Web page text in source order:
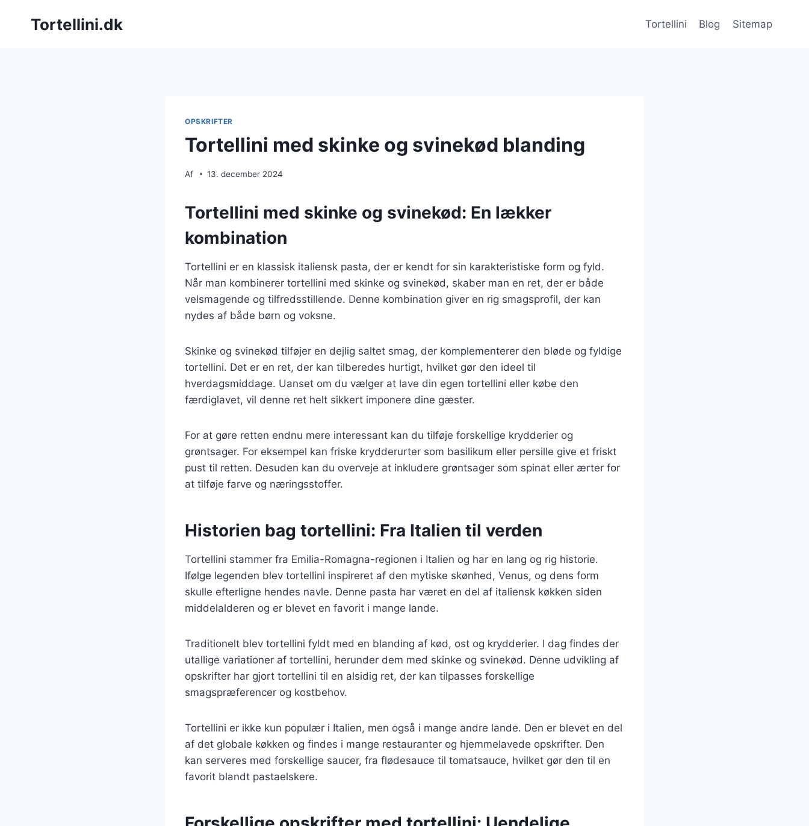
Tortellini.dk Tortellini Blog Sitemap
OPSKRIFTER
Tortellini med skinke og svinekød blanding
Af 13. december 2024
Tortellini med skinke og svinekød: En lækker
kombination
Tortellini er en klassisk italiensk pasta, der er kendt for sin karakteristiske form og fyld.
Når man kombinerer tortellini med skinke og svinekød, skaber man en ret, der er både
velsmagende og tilfredsstillende. Denne kombination giver en rig smagsprofil, der kan
nydes af både børn og voksne.
Skinke og svinekød tilføjer en dejlig saltet smag, der komplementerer den bløde og fyldige
tortellini. Det er en ret, der kan tilberedes hurtigt, hvilket gør den ideel til
hverdagsmiddage. Uanset om du vælger at lave din egen tortellini eller købe den
færdiglavet, vil denne ret helt sikkert imponere dine gæster.
For at gøre retten endnu mere interessant kan du tilføje forskellige krydderier og
grøntsager. For eksempel kan friske krydderurter som basilikum eller persille give et friskt
pust til retten. Desuden kan du overveje at inkludere grøntsager som spinat eller ærter for
at tilføje farve og næringsstoffer.
Historien bag tortellini: Fra Italien til verden
Tortellini stammer fra Emilia-Romagna-regionen i Italien og har en lang og rig historie.
Ifølge legenden blev tortellini inspireret af den mytiske skønhed, Venus, og dens form
skulle efterligne hendes navle. Denne pasta har været en del af italiensk køkken siden
middelalderen og er blevet en favorit i mange lande.
Traditionelt blev tortellini fyldt med en blanding af kød, ost og krydderier. I dag findes der
utallige variationer af tortellini, herunder dem med skinke og svinekød. Denne udvikling af
opskrifter har gjort tortellini til en alsidig ret, der kan tilpasses forskellige
smagspræferencer og kostbehov.
Tortellini er ikke kun populær i Italien, men også i mange andre lande. Den er blevet en del
af det globale køkken og findes i mange restauranter og hjemmelavede opskrifter. Den
kan serveres med forskellige saucer, fra flødesauce til tomatsauce, hvilket gør den til en
favorit blandt pastaelskere.